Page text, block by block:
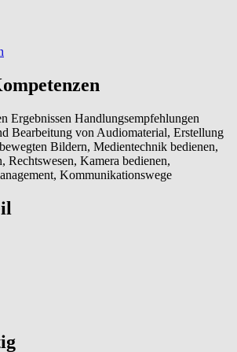
Ergebnissen Handlungsempfehlungen
Bearbeitung von Audiomaterial, Erstellung
Bildern, Medientechnik bedienen,
Rechtswesen, Kamera bedienen,
Kommunikationswege